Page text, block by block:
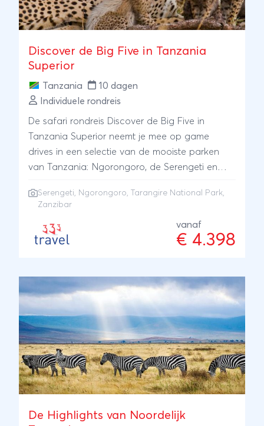
Discover de Big Five in Tanzania
Superior
Tanzania
10 dagen
Individuele rondreis
De safari rondreis Discover de Big Five in
Tanzania Superior neemt je mee op game
drives in een selectie van de mooiste parken
van Tanzania: Ngorongoro, de Serengeti en
strandvakantie in een 4* resort op Zanzibar.
Serengeti Ngorongoro Tarangire National Park
Zanzibar
vanaf
€ 4.398
De Highlights van Noordelijk